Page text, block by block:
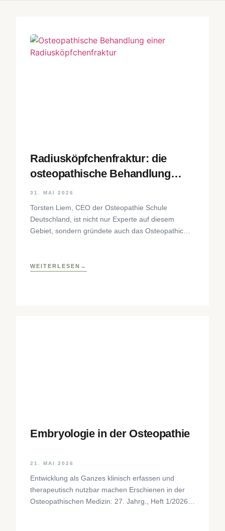
Radiusköpfchenfraktur: die
osteopathische Behandlung
Schritt für Schritt
31. MAI 2026
Torsten Liem, CEO der Osteopathie Schule
Deutschland, ist nicht nur Experte auf diesem
Gebiet, sondern gründete auch das Osteopathic
WEITERLESEN
Embryologie in der Osteopathie
21. MAI 2026
Entwicklung als Ganzes klinisch erfassen und
therapeutisch nutzbar machen Erschienen in der
Osteopathischen Medizin: 27. Jahrg., Heft 1/2026,